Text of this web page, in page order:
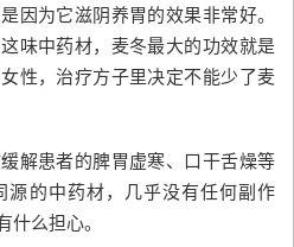
因为它滋阴养胃的效果非常好。
味中药材，麦冬最大的功效就是
性，治疗方子里决定不能少了麦
解患者的脾胃虚寒、口干舌燥等
源的中药材，几乎没有任何副作
么担心。